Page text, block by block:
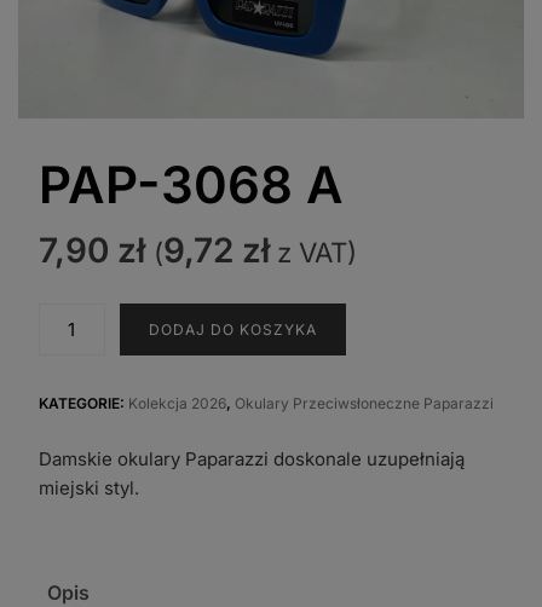
PAP-3068 A
7,90 zł (9,72 złz VAT)
A
DODAJ DO KOSZYKA
KATEGORIE: Kolekcja 2026, Okulary Przeciwsłoneczne Paparazzi
Damskie okulary Paparazzi doskonale uzupełniają
miejski styl.
Opis